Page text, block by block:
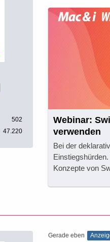
502
47.220
Webinar:
verwenden
Bei der
Konzepte von
Gerade eben